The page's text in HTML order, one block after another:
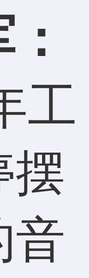
工
摆
音